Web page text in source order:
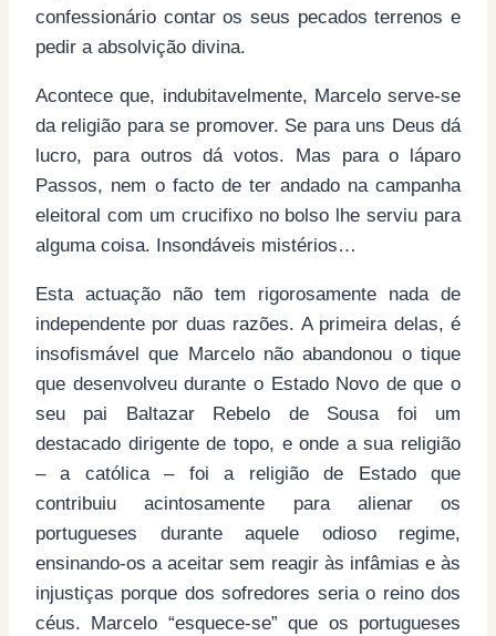
confessionário contar os seus pecados terrenos e
pedir a absolvição divina.
Acontece que, indubitavelmente, Marcelo serve-se
da religião para se promover. Se para uns Deus dá
lucro, para outros dá votos. Mas para o láparo
Passos, nem o facto de ter andado na campanha
eleitoral com um crucifixo no bolso lhe serviu para
alguma coisa. Insondáveis mistérios…
Esta actuação não tem rigorosamente nada de
independente por duas razões. A primeira delas, é
insofismável que Marcelo não abandonou o tique
que desenvolveu durante o Estado Novo de que o
seu pai Baltazar Rebelo de Sousa foi um
destacado dirigente de topo, e onde a sua religião
– a católica – foi a religião de Estado que
contribuiu acintosamente para alienar os
portugueses durante aquele odioso regime,
ensinando-os a aceitar sem reagir às infâmias e às
injustiças porque dos sofredores seria o reino dos
céus. Marcelo “esquece-se” que os portugueses